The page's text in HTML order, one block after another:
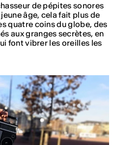
de pépites sonores
âge, cela fait plus de
quatre coins du globe, des
aux granges secrètes, en
font vibrer les oreilles les